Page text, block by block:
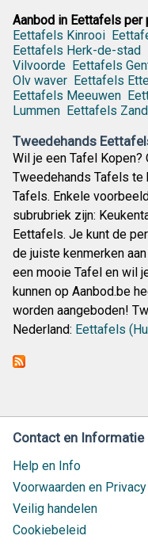
Aanbod in Eettafels per
Eettafels Kinrooi
Eettafels Herk-de-stad
Vilvoorde Eettafels
Olv waver Eettafels
Eettafels Meeuwen
Lummen Eettafels
Tweedehands
Wil je een Tafel
Tweedehands Tafels te
Tafels. Enkele
subrubriek zijn:
Eettafels. Je kunt de
de juiste kenmerken
een mooie Tafel en wil
kunnen op Aanbod.be
worden aangeboden!
Nederland: Eettafels
Contact en Informatie
Help en Info
Voorwaarden en Privacy
Veilig handelen
Cookiebeleid